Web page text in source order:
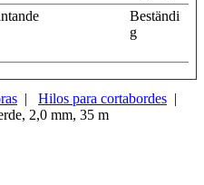
Beständi
g
| Hilos para cortabordes |
2,0 mm, 35 m